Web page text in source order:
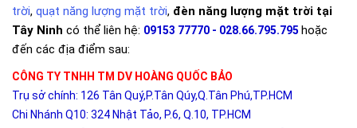
trời, quạt năng lượng mặt trời, đèn năng lượng mặt trời tại
Tây Ninh có thể liên hệ: 09153 77770 - 028.66.795.795 hoặc
đến các địa điểm sau:
CÔNG TY TNHH TM DV HOÀNG QUỐC BẢO
Trụ sở chính: 126 Tân Quý,P.Tân Qúy,Q.Tân Phú,TP.HCM
Chi Nhánh Q10: 324 Nhật Tảo, P.6, Q.10, TP.HCM